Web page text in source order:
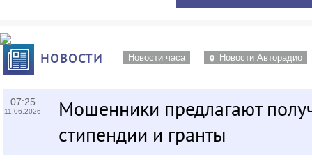
НОВОСТИ Новости часа Новости Авторадио
07:25
11.06.2026
Мошенники предлагают
стипендии и гранты